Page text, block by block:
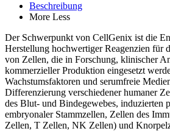
Beschreibung
More Less
Der Schwerpunkt von CellGenix ist die
Herstellung hochwertiger Reagenzien für
von Zellen, die in Forschung, klinischer
kommerzieller Produktion eingesetzt
Wachstumsfaktoren und serumfreie
Differenzierung verschiedener humaner
des Blut- und Bindegewebes, induzierten
embryonaler Stammzellen, Zellen des
Zellen, T Zellen, NK Zellen) und